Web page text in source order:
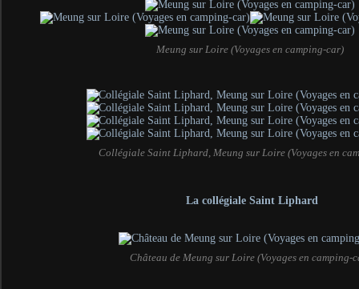
Meung sur Loire (Voyages en camping-car)
Collégiale Saint Liphard, Meung sur Loire (Voyages en
La collégiale Saint Liphard
Château de Meung sur Loire (Voyages en camping-